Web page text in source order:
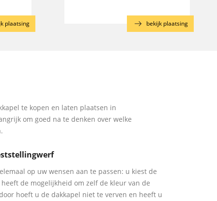
plaatsing bekijk plaatsing
te kopen en laten plaatsen in
om goed na te denken over welke
op uw wensen aan te passen: u kiest de
de mogelijkheid om zelf de kleur van de
hoeft u de dakkapel niet te verven en heeft u